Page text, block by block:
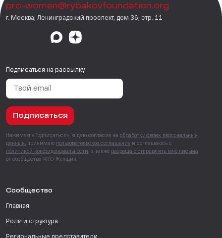
pro-women@rybakovfoundation.org
г. Москва, Ленинградский проспект, дом 36, стр. 11
Подписаться на рассылку
Подписаться
Нажимая «Подписаться», я даю согласие на обработку своих персональных
данных , принимаю пользовательское соглашение и соглашаюсь с
политикой конфиденциальности , а также разрешаю отправлять мне письма
от сообщества PRO Женщин.
Сообщество
Главная
Роли и структура